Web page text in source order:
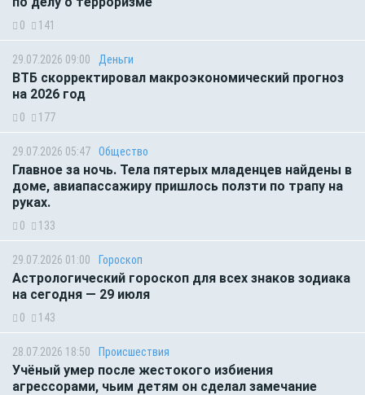
0 141
29.07.2026 09:00 Деньги
ВТБ скорректировал макроэкономический прогноз
на 2026 год
0 177
29.07.2026 05:47 Общество
Главное за ночь. Тела пятерых младенцев найдены в
доме, авиапассажиру пришлось ползти по трапу на
руках.
0 133
29.07.2026 01:00 Гороскоп
Астрологический гороскоп для всех знаков зодиака
на сегодня — 29 июля
0 143
28.07.2026 18:50 Происшествия
Учёный умер после жестокого избиения
агрессорами, чьим детям он сделал замечание